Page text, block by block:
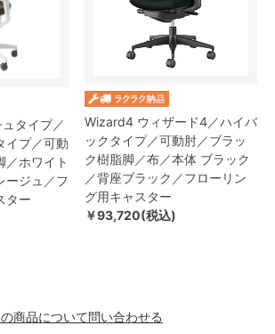
タイプ／
イプ／可動
／ホワイト
ージュ／フ
ター
Wizard4 ウィザード4／ハイバ
ックタイプ／可動肘／ブラッ
ク樹脂脚／布／本体 ブラック
／背座ブラック／フローリン
グ用キャスター
￥93,720(税込)
商品について問い合わせる